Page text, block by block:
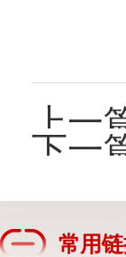
上一
下一
常用